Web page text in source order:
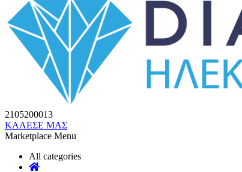
2105200013
ΚΑΛΕΣΕ ΜΑΣ
Marketplace Menu
All categories